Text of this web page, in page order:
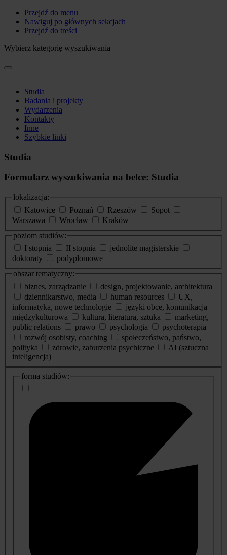
Przejdź do menu
Nawiguj po głównych sekcjach
Przejdź do treści
Wybierz kategorię wyszukiwania
Studia
Badania i projekty
Wydarzenia
Kontakty
Inne
Szybkie linki
Studia
Formularz wyszukiwania na belce: Studia
lokalizacja:
Katowice
Poznań Rzeszów
Sopot
Warszawa
Wrocław
Kraków
poziom studiów:
I stopnia
II stopnia
jednolite magisterskie
doktoraty
podyplomowe
obszar tematyczny:
biznes, zarządzanie
design, projektowanie, architektura
dziennikarstwo, media
human resources
UX,
informatyka, nowe technologie
języki obce, komunikacja
międzykulturowa
kultura, literatura, sztuka
marketing,
public relations
prawo psychologia
psychoterapia
rozwój osobisty, coaching
społeczeństwo, państwo,
polityka
zdrowie, zaburzenia psychiczne
AI (sztuczna
inteligencja)
dodatkowe
informacje
forma studiów: